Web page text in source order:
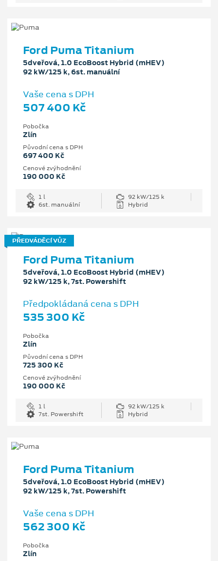
Ford Puma Titanium
5dveřová, 1.0 EcoBoost Hybrid (mHEV)
92 kW/125 k, 6st. manuální
Vaše cena s DPH
507 400 Kč
Pobočka
Zlín
Původní cena s DPH
697 400 Kč
Cenové zvýhodnění
190 000 Kč
1 l
92 kW/125 k
6st. manuální
Hybrid
PŘEDVÁDĚCÍ VŮZ
Ford Puma Titanium
5dveřová, 1.0 EcoBoost Hybrid (mHEV)
92 kW/125 k, 7st. Powershift
Předpokládaná cena s DPH
535 300 Kč
Pobočka
Zlín
Původní cena s DPH
725 300 Kč
Cenové zvýhodnění
190 000 Kč
1 l
92 kW/125 k
7st. Powershift
Hybrid
Ford Puma Titanium
5dveřová, 1.0 EcoBoost Hybrid (mHEV)
92 kW/125 k, 7st. Powershift
Vaše cena s DPH
562 300 Kč
Pobočka
Zlín